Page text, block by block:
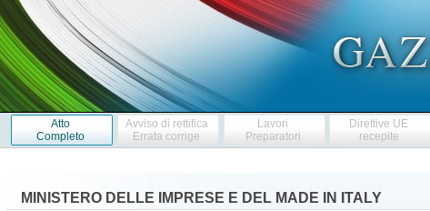
Atto
Completo
Avviso di rettifica
Errata corrige
Lavori
Preparatori
Direttive UE
recepite
MINISTERO DELLE IMPRESE E DEL MADE IN ITALY